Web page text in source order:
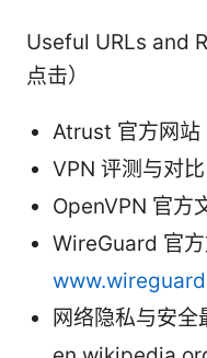
Useful URLs and
点击）
Atrust 官方网
VPN 评测与对
OpenVPN 官方
WireGuard 官
网络隐私与安全